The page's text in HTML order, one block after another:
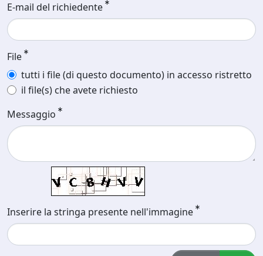
E-mail del richiedente
File
tutti i file (di questo documento) in accesso ristretto
il file(s) che avete richiesto
Messaggio
Inserire la stringa presente nell'immagine